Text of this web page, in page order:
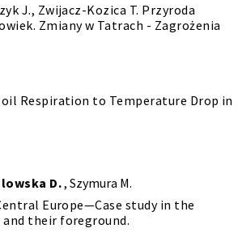
J., Zwijacz-Kozica T. Przyroda
Zmiany w Tatrach - Zagrożenia
Respiration to Temperature Drop in
D., Szymura M.
Europe—Case study in the
their foreground.